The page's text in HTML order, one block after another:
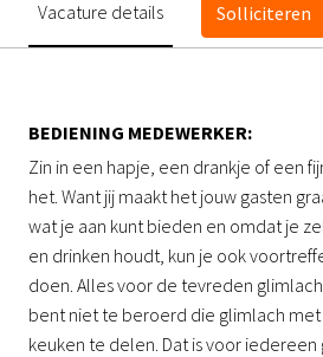
Vacature details Solliciteren
BEDIENING MEDEWERKER:
Zin in een hapje, een drankje of een
het. Want jij maakt het jouw gasten
wat je aan kunt bieden en omdat je
en drinken houdt, kun je ook
doen. Alles voor de tevreden glimlach
bent niet te beroerd die glimlach met
keuken te delen. Dat is voor